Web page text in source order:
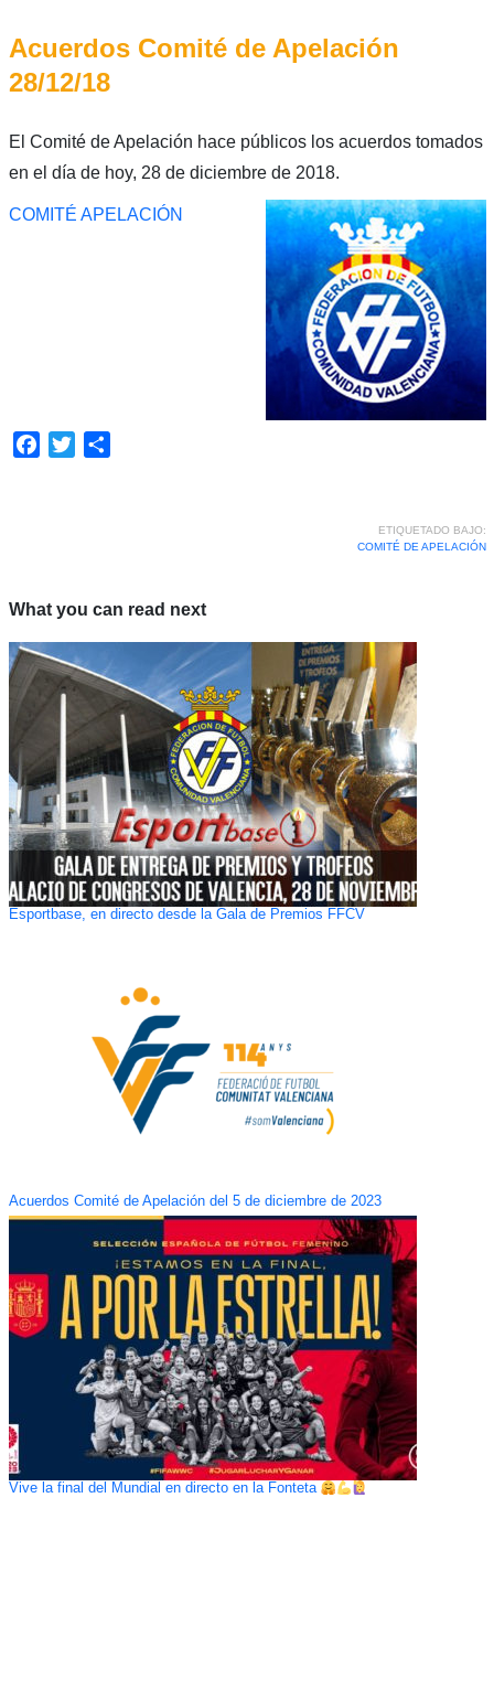
Acuerdos Comité de Apelación
28/12/18
El Comité de Apelación hace públicos los acuerdos tomados
en el día de hoy, 28 de diciembre de 2018.
COMITÉ APELACIÓN
Facebook
Twitter
ETIQUETADO BAJO:
COMITÉ DE APELACIÓN
What you can read next
Esportbase, en directo desde la Gala de Premios FFCV
Acuerdos Comité de Apelación del 5 de diciembre de 2023
Vive la final del Mundial en directo en la Fonteta